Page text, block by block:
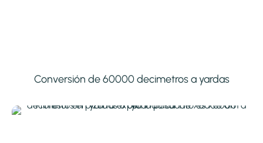
Conversión de 60000 decimetros a yardas